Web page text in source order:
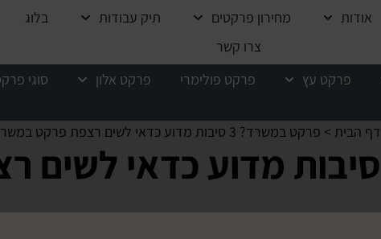
אודות מחירון פרקטים תיק עבודות בלוג
צרו קשר
פרקט עץ פרקט פולימרי פרקט אלון סוגי
דף הבית > פרקט במשרד? 3 סיבות מדוע כדאי לשים רצפת פרקט במשרד